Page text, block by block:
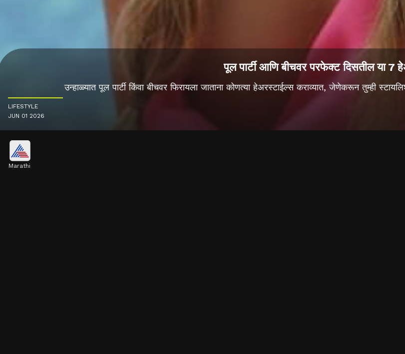
पूल पार्टी आणि बीचवर परफेक्ट दिसतील या 7
उन्हाळ्यात पूल पार्टी किंवा बीचवर फिरायला जाताना कोणत्या हेअरस्टाईल्स कराव्यात, जेणेकरून तुम्ही
LIFESTYLE
JUN 01 2026
Marathi